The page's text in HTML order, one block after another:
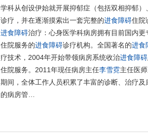
学科从创设伊始就开展抑郁症（包括双相抑郁）
诊疗，并在逐渐摸索出一套完整的进食障碍住院
进食障碍治疗：心身医学科病房拥有目前国内更
住院服务的进食障碍诊疗机构。全国著名的进食
疗技术，2004年开始带领病房系统收治进食障碍
住院服务。2011年现任病房主任李雪霓主任医
期间，全体工作人员积累了丰富的诊断、治疗
的病房管…